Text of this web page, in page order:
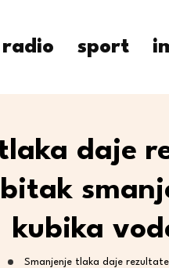
radio sport
daje
kubika
Smanjenje tlaka daje